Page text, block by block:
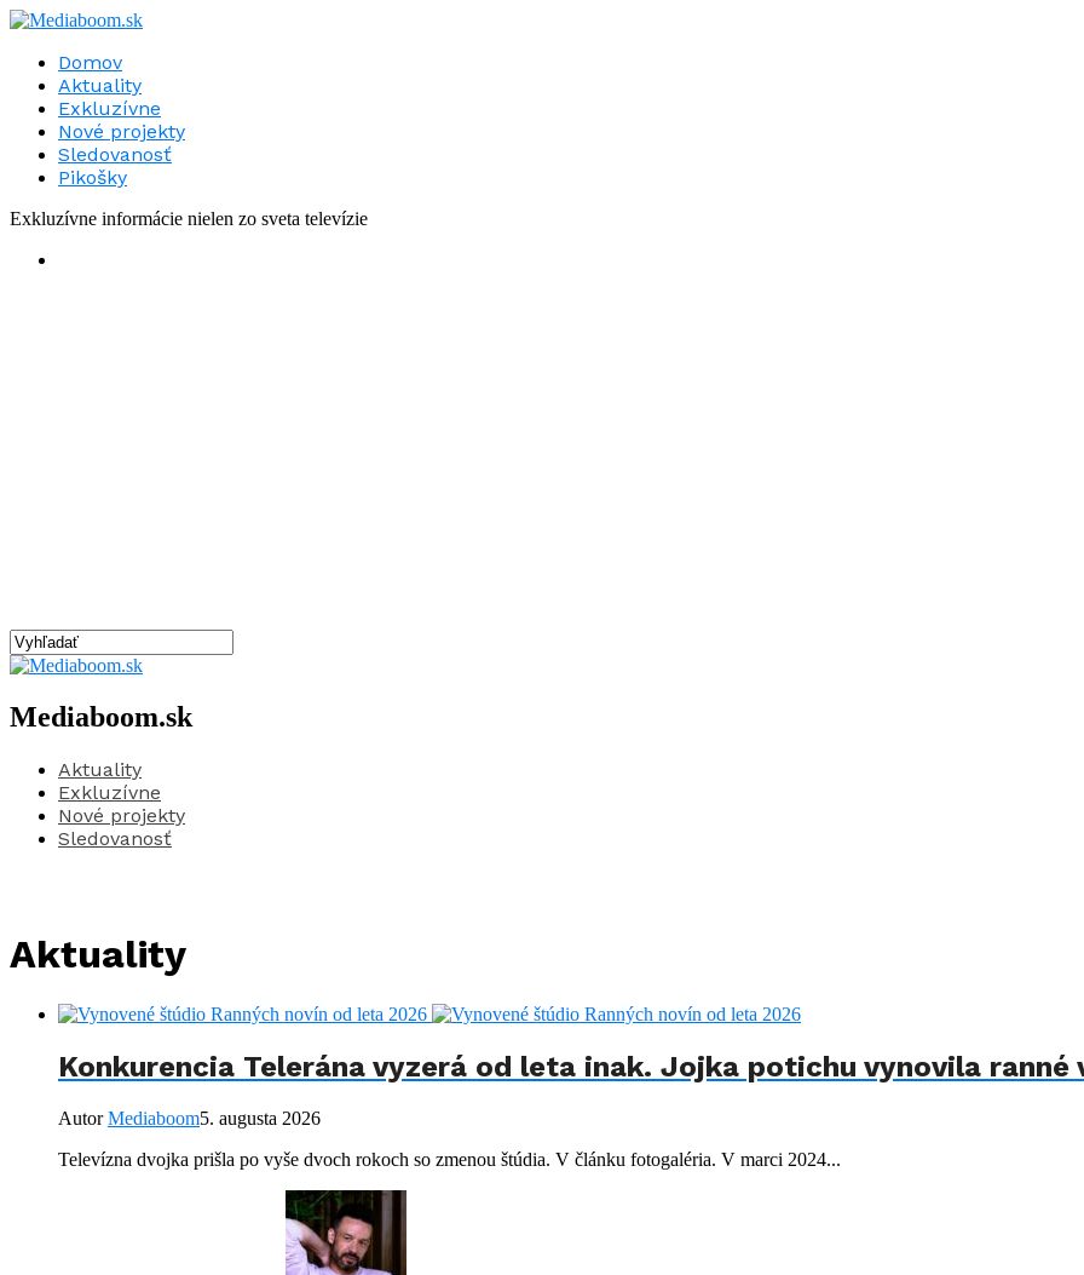
Domov
Aktuality
Exkluzívne
Nové projekty
Sledovanosť
Pikošky
Exkluzívne informácie nielen zo sveta televízie
Mediaboom.sk
Aktuality
Exkluzívne
Nové projekty
Sledovanosť
Aktuality
Konkurencia Telerána vyzerá od leta inak. Jojka potichu vynovila ranné
AutorMediaboom5. augusta 2026
Televízna dvojka prišla po vyše dvoch rokoch so zmenou štúdia. V článku fotogaléria. V marci 2024...